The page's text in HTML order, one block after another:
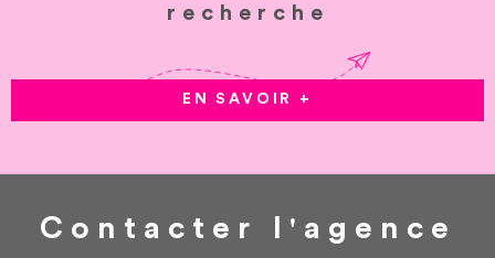
recherche
EN SAVOIR +
Contacter l'agence